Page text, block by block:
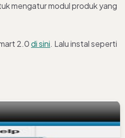
mengatur modul produk yang
2.0di sini. Lalu instal seperti